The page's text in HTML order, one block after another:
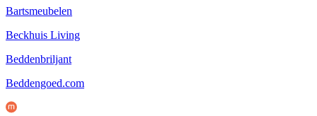
Bartsmeubelen
Beckhuis Living
Beddenbriljant
Beddengoed.com